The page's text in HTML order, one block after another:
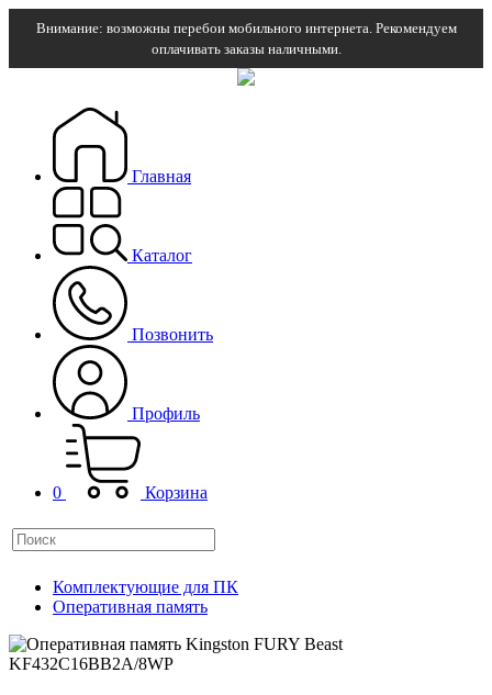
Внимание: возможны перебои мобильного интернета. Рекомендуем
оплачивать заказы наличными.
Главная
Каталог
Позвонить
Профиль
0 Корзина
Комплектующие для ПК
Оперативная память